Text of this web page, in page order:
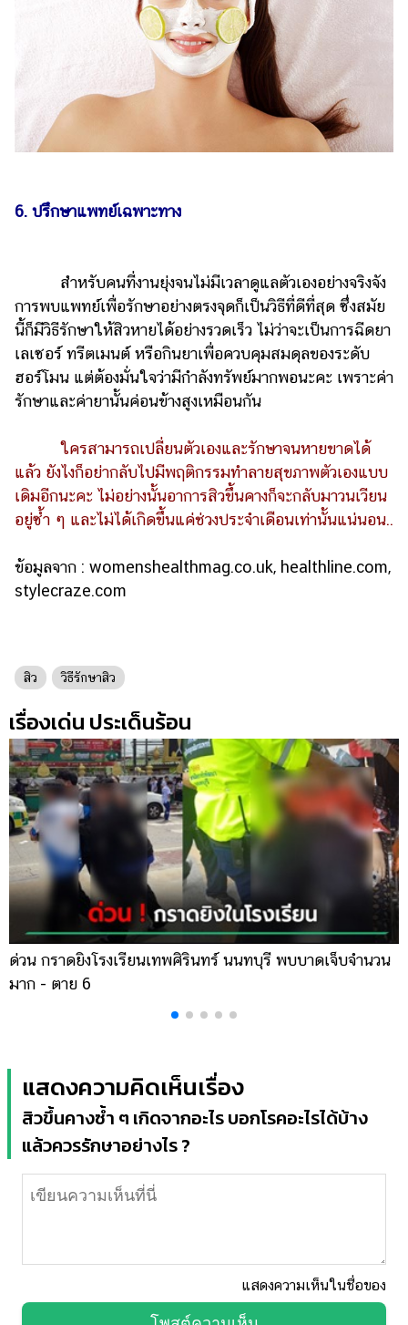
6. ปรึกษาแพทย์เฉพาะทาง
สำหรับคนที่งานยุ่งจนไม่มีเวลาดูแลตัวเองอย่างจริงจัง
การพบแพทย์เพื่อรักษาอย่างตรงจุดก็เป็นวิธีที่ดีที่สุด ซึ่งสมัย
นี้ก็มีวิธีรักษาให้สิวหายได้อย่างรวดเร็ว ไม่ว่าจะเป็นการฉีดยา
เลเซอร์ ทรีตเมนต์ หรือกินยาเพื่อควบคุมสมดุลของระดับ
ฮอร์โมน แต่ต้องมั่นใจว่ามีกำลังทรัพย์มากพอนะคะ เพราะค่า
รักษาและค่ายานั้นค่อนข้างสูงเหมือนกัน
ใครสามารถเปลี่ยนตัวเองและรักษาจนหายขาดได้
แล้ว ยังไงก็อย่ากลับไปมีพฤติกรรมทำลายสุขภาพตัวเองแบบ
เดิมอีกนะคะ ไม่อย่างนั้นอาการสิวขึ้นคางก็จะกลับมาวนเวียน
อยู่ซ้ำ ๆ และไม่ได้เกิดขึ้นแค่ช่วงประจำเดือนเท่านั้นแน่นอน..
ข้อมูลจาก : womenshealthmag.co.uk, healthline.com,
stylecraze.com
สิว วิธีรักษาสิว
เรื่องเด่น ประเด็นร้อน
ด่วน กราดยิงโรงเรียนเทพศิรินทร์ นนทบุรี พบบาดเจ็บจำนวน
มาก - ตาย 6
แสดงความคิดเห็นเรื่อง
สิวขึ้นคางซ้ำ ๆ เกิดจากอะไร บอกโรคอะไรได้บ้าง
แล้วควรรักษาอย่างไร ?
แสดงความเห็นในชื่อของ